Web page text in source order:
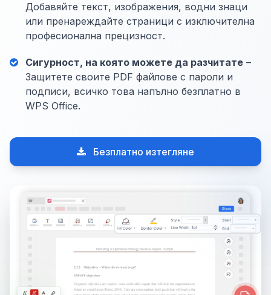
Добавяйте текст, изображения, водни знаци
или пренареждайте страници с изключителна
професионална прецизност.
Сигурност, на която можете да разчитате –
Защитете своите PDF файлове с пароли и
подписи, всичко това напълно безплатно в
WPS Office.
Безплатно изтегляне